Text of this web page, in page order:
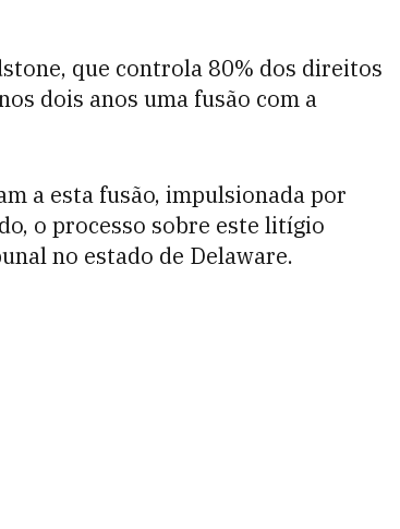
que controla 80% dos direitos
dois anos uma fusão com a
a esta fusão, impulsionada por
o processo sobre este litígio
no estado de Delaware.